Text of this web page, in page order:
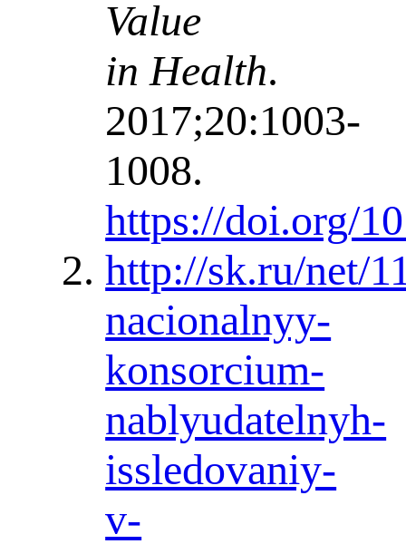
Value
in Health.
2017;20:1003-
1008.
https://doi.org/
http://sk.ru/net/
nacionalnyy-
konsorcium-
nablyudatelnyh-
issledovaniy-
v-